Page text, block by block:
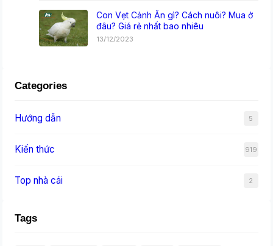
Con Vẹt Cảnh Ăn gì? Cách nuôi? Mua ở
đâu? Giá rẻ nhất bao nhiêu
13/12/2023
Categories
Hướng dẫn 5
Kiến thức 919
Top nhà cái 2
Tags